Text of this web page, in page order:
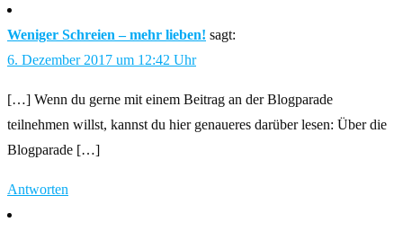
Weniger Schreien – mehr lieben! sagt:
6. Dezember 2017 um 12:42 Uhr
[…] Wenn du gerne mit einem Beitrag an der Blogparade
teilnehmen willst, kannst du hier genaueres darüber lesen: Über die
Blogparade […]
Antworten